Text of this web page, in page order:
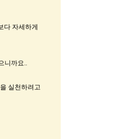
다 자세하게
니까요..
실천하려고